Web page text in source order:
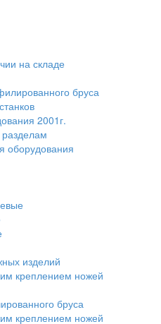
на складе
бруса
2001г.
оборудования
изделий
креплением ножей
бруса
креплением ножей